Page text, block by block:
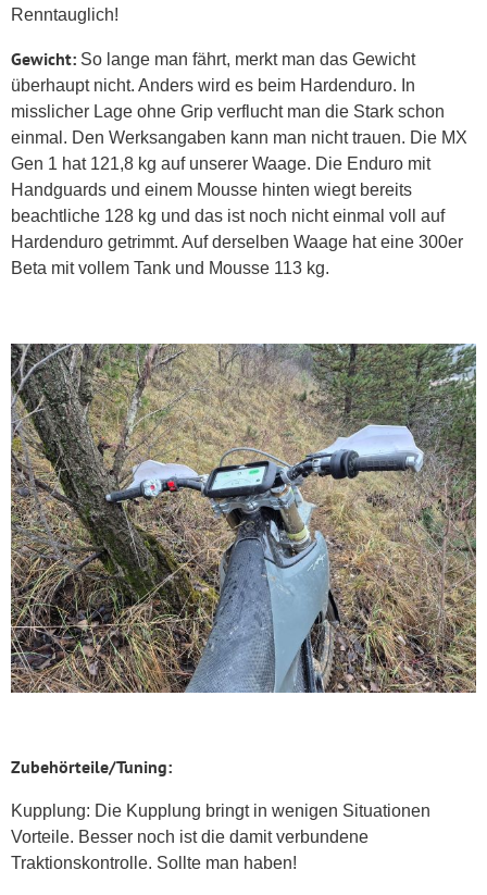
Renntauglich!
Gewicht: So lange man fährt, merkt man das Gewicht
überhaupt nicht. Anders wird es beim Hardenduro. In
misslicher Lage ohne Grip verflucht man die Stark schon
einmal. Den Werksangaben kann man nicht trauen. Die MX
Gen 1 hat 121,8 kg auf unserer Waage. Die Enduro mit
Handguards und einem Mousse hinten wiegt bereits
beachtliche 128 kg und das ist noch nicht einmal voll auf
Hardenduro getrimmt. Auf derselben Waage hat eine 300er
Beta mit vollem Tank und Mousse 113 kg.
Zubehörteile/Tuning:
Kupplung: Die Kupplung bringt in wenigen Situationen
Vorteile. Besser noch ist die damit verbundene
Traktionskontrolle. Sollte man haben!